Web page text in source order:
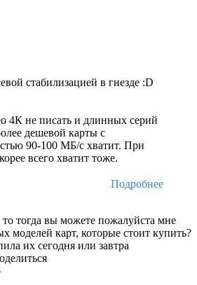
стабилизацией в гнезде :D
не писать и длинных серий
дешевой карты с
90-100 МБ/с хватит. При
всего хватит тоже.
Подробнее
тогда вы можете пожалуйста мне
моделей карт, которые стоит купить?
их сегодня или завтра